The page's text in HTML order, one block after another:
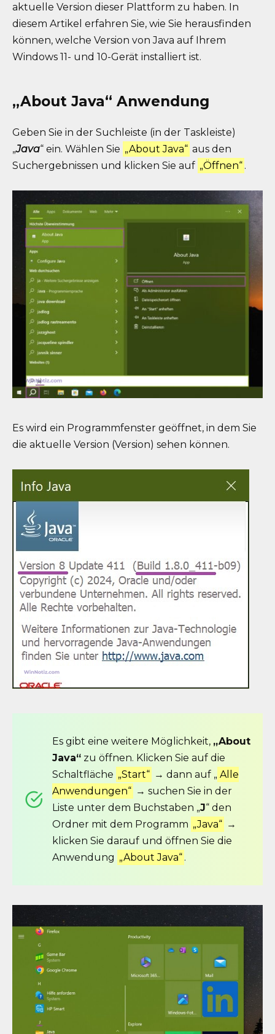
aktuelle Version dieser Plattform zu haben. In
diesem Artikel erfahren Sie, wie Sie herausfinden
können, welche Version von Java auf Ihrem
Windows 11- und 10-Gerät installiert ist.
„About Java“ Anwendung
Geben Sie in der Suchleiste (in der Taskleiste)
„Java“ ein. Wählen Sie „About Java“ aus den
Suchergebnissen und klicken Sie auf „Öffnen“ .
Es wird ein Programmfenster geöffnet, in dem Sie
die aktuelle Version (Version) sehen können.
Es gibt eine weitere Möglichkeit, „About
Java“ zu öffnen. Klicken Sie auf die
Schaltfläche „Start“ → dann auf „ Alle
Anwendungen“ → suchen Sie in der
Liste unter dem Buchstaben „J“ den
Ordner mit dem Programm „Java“ →
klicken Sie darauf und öffnen Sie die
Anwendung „About Java“ .